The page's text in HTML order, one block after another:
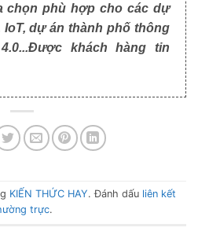
chọn phù hợp cho các dự
dự án thành phố thông
khách hàng tin
KIẾN THỨC HAY. Đánh dấu liên kết
trực.